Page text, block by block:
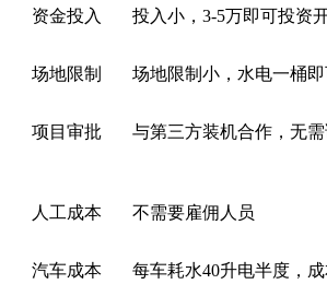
资金投入 投入小，3-5万即可投资
场地限制 场地限制小，水电一桶
项目审批 与第三方装机合作，无
人工成本 不需要雇佣人员
汽车成本 每车耗水40升电半度，